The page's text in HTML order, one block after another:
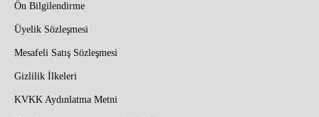
Ön Bilgilendirme
Üyelik Sözleşmesi
Mesafeli Satış Sözleşmesi
Gizlilik İlkeleri
KVKK Aydınlatma Metni